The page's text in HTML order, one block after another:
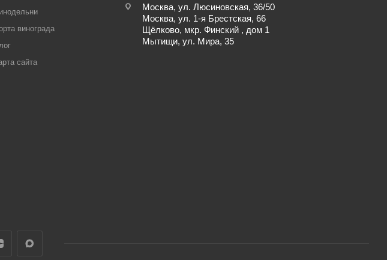
винограда
сайта
Москва, ул. Люсиновская, 36/50
Москва, ул. 1-я Брестская, 66
Щёлково, мкр. Финский , дом 1
Мытищи, ул. Мира, 35